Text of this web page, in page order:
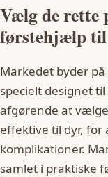
Vælg de
førstehjælp til
Markedet byder
specielt designet
afgørende at
effektive til dyr,
komplikationer.
samlet i praktiske